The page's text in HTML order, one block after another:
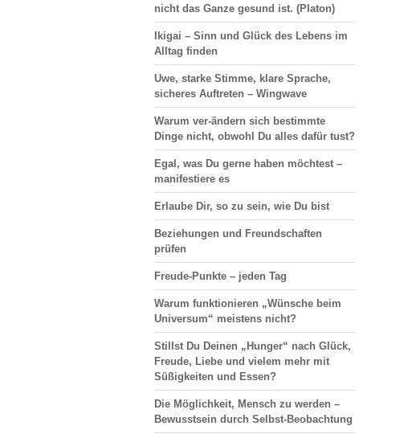
nicht das Ganze gesund ist. (Platon)
Ikigai – Sinn und Glück des Lebens im
Alltag finden
Uwe, starke Stimme, klare Sprache,
sicheres Auftreten – Wingwave
Warum ver-ändern sich bestimmte
Dinge nicht, obwohl Du alles dafür tust?
Egal, was Du gerne haben möchtest –
manifestiere es
Erlaube Dir, so zu sein, wie Du bist
Beziehungen und Freundschaften
prüfen
Freude-Punkte – jeden Tag
Warum funktionieren „Wünsche beim
Universum“ meistens nicht?
Stillst Du Deinen „Hunger“ nach Glück,
Freude, Liebe und vielem mehr mit
Süßigkeiten und Essen?
Die Möglichkeit, Mensch zu werden –
Bewusstsein durch Selbst-Beobachtung